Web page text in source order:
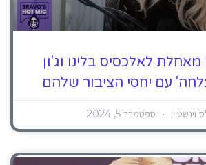
מאחלת לאלכסיס בלינו וג'ון
עם יחסי הציבור שלהם
וינשטיין ספטמבר 5, 2024